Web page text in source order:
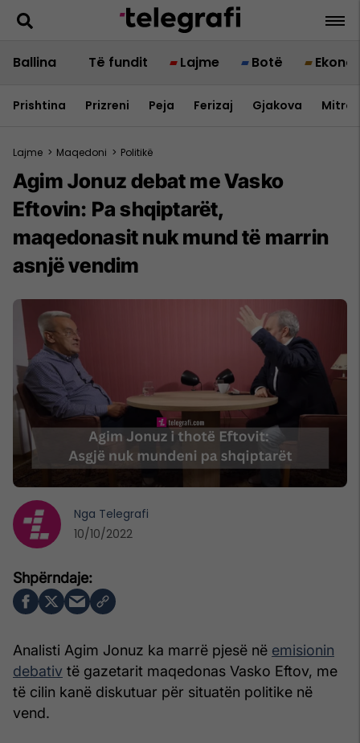
Ballina Të fundit Lajme Botë
Prishtina Prizreni Peja Ferizaj Gjakova
Lajme > Maqedoni > Politikë
Agim Jonuz debat me Vasko
Eftovin: Pa shqiptarët,
maqedonasit nuk mund të marrin
asnjë vendim
Analisti Agim Jonuz ka marrë pjesë në emisionin
debativ të gazetarit maqedonas Vasko Eftov, me
të cilin kanë diskutuar për situatën politike në
vend.
Nga Telegrafi
10/10/2022